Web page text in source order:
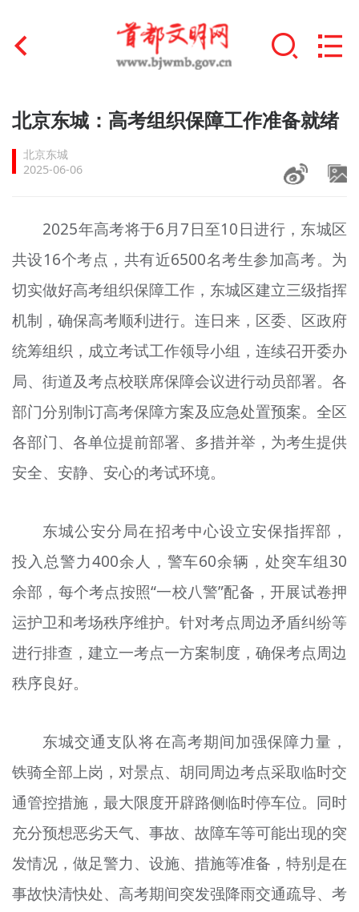
首页
文明创建
文明培育
+
未成年人思想道德建设
榜样人物
+
身边好人
文明评论
北京宣传文化引导基金
宣传思想文化人才
资料库
+
北京东城：高考组织保障工作准备就绪
北京东城
2025-06-06
2025年高考将于6月7日至10日进行，东城区
共设16个考点，共有近6500名考生参加高考。为
切实做好高考组织保障工作，东城区建立三级指挥
机制，确保高考顺利进行。连日来，区委、区政府
统筹组织，成立考试工作领导小组，连续召开委办
局、街道及考点校联席保障会议进行动员部署。各
部门分别制订高考保障方案及应急处置预案。全区
各部门、各单位提前部署、多措并举，为考生提供
安全、安静、安心的考试环境。
东城公安分局在招考中心设立安保指挥部，
投入总警力400余人，警车60余辆，处突车组30
余部，每个考点按照“一校八警”配备，开展试卷押
运护卫和考场秩序维护。针对考点周边矛盾纠纷等
进行排查，建立一考点一方案制度，确保考点周边
秩序良好。
东城交通支队将在高考期间加强保障力量，
铁骑全部上岗，对景点、胡同周边考点采取临时交
通管控措施，最大限度开辟路侧临时停车位。同时
充分预想恶劣天气、事故、故障车等可能出现的突
发情况，做足警力、设施、措施等准备，特别是在
事故快清快处、高考期间突发强降雨交通疏导、考